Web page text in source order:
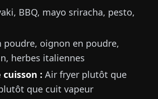
BBQ, mayo sriracha, pesto,
poudre, oignon en poudre,
herbes italiennes
: Air fryer plutôt que
que cuit vapeur